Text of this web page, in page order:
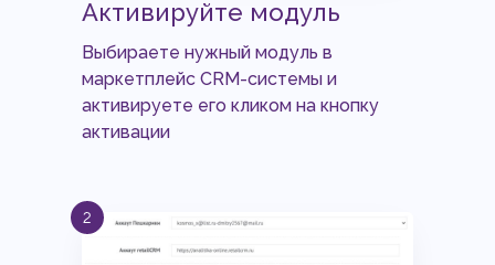
Активируйте модуль
Выбираете нужный модуль в
маркетплейс CRM-системы и
активируете его кликом на кнопку
активации